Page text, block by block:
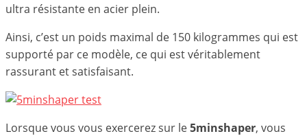
ultra résistante en acier plein.
Ainsi, c’est un poids maximal de 150 kilogrammes qui est
supporté par ce modèle, ce qui est véritablement
rassurant et satisfaisant.
Lorsque vous vous exercerez sur le5minshaper, vous